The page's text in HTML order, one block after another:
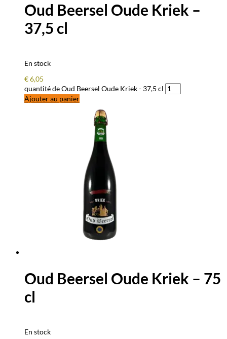
Oud Beersel Oude Kriek –
37,5 cl
En stock
€6,05
quantité de Oud Beersel Oude Kriek - 37,5 cl
Ajouter au panier
Oud Beersel Oude Kriek – 75
cl
En stock